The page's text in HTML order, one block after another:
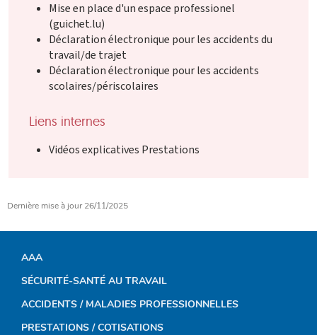
Mise en place d'un espace professionel
(guichet.lu)
Déclaration électronique pour les accidents du
travail/de trajet
Déclaration électronique pour les accidents
scolaires/périscolaires
Liens internes
Vidéos explicatives Prestations
Dernière mise à jour 26/11/2025
MENU
DE
NAVIGATION
AAA
SÉCURITÉ-SANTÉ AU TRAVAIL
ACCIDENTS / MALADIES PROFESSIONNELLES
PRESTATIONS / COTISATIONS